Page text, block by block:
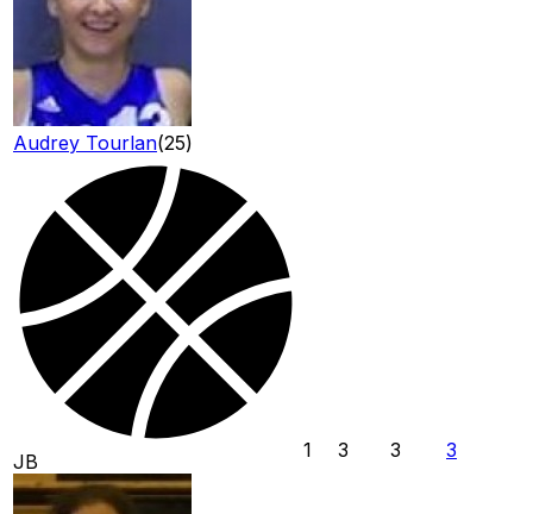
Audrey Tourlan(25)
JB 1 3 3 3